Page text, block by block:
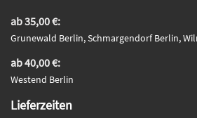
ab 35,00 €:
Grunewald Berlin, Schmargendorf Berlin,
ab 40,00 €:
Westend Berlin
Lieferzeiten